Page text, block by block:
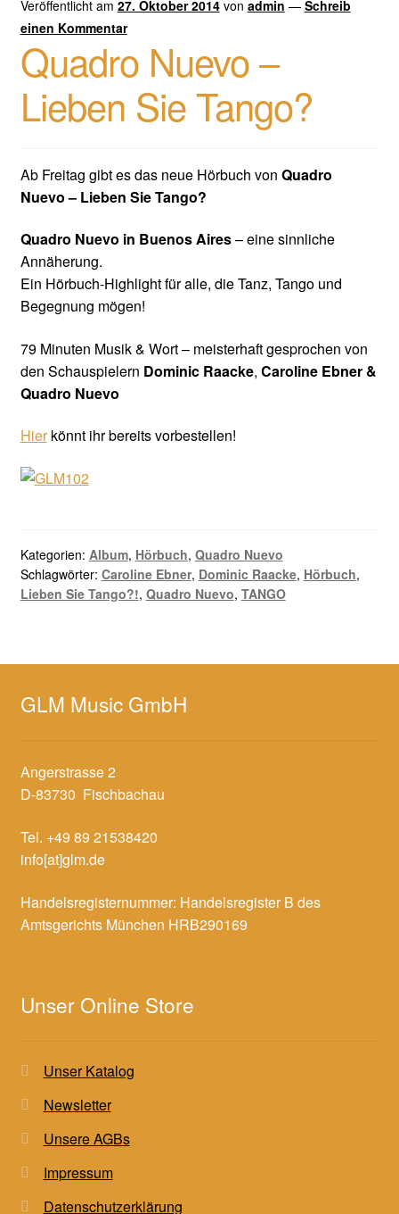
Veröffentlicht am 27. Oktober 2014 von admin — Schreib
einen Kommentar
Quadro Nuevo –
Lieben Sie Tango?
Ab Freitag gibt es das neue Hörbuch von Quadro
Nuevo – Lieben Sie Tango?
Quadro Nuevo in Buenos Aires– eine sinnliche
Annäherung.
Ein Hörbuch-Highlight für alle, die Tanz, Tango und
Begegnung mögen!
79 Minuten Musik & Wort – meisterhaft gesprochen von
den Schauspielern Dominic Raacke, Caroline Ebner &
Quadro Nuevo
Hierkönnt ihr bereits vorbestellen!
Kategorien: Album, Hörbuch, Quadro Nuevo
Schlagwörter: Caroline Ebner, Dominic Raacke, Hörbuch,
Lieben Sie Tango?!, Quadro Nuevo, TANGO
GLM Music GmbH
Angerstrasse 2
D-83730 Fischbachau
Tel. +49 89 21538420
info[at]glm.de
Handelsregisternummer: Handelsregister B des
Amtsgerichts München HRB290169
Unser Online Store
Unser Katalog
Newsletter
Unsere AGBs
Impressum
Datenschutzerklärung